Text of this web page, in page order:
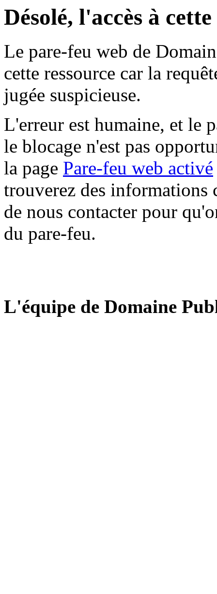
Désolé, l'accès à
Le pare-feu web de
cette ressource car la
jugée suspicieuse.
L'erreur est humaine, et le
le blocage n'est pas
la page Pare-feu web activé
trouverez des informations
de nous contacter pour
du pare-feu.
L'équipe de Domaine